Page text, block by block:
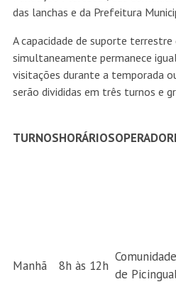
das lanchas e da Prefeitura
A capacidade de suporte terrestre
simultaneamente permanece
visitações durante a temporada
serão divididas em três turnos e
TURNOSHORÁRIOS
Manhã 8h às 12h
Comunidade
de